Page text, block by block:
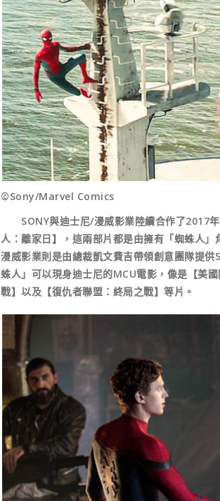
©Sony/Marvel Comics
SONY與迪士尼/漫威影業陸續合作了2017年
人：離家日】，這兩部片都是由擁有「蜘蛛人
漫威影業則是由總裁凱文費吉帶領創意團隊提
蛛人」可以現身迪士尼的MCU電影，像是【美
戰】以及【復仇者聯盟：終局之戰】等片。